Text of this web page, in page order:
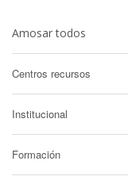
Amosar todos
Centros recursos
Institucional
Formación